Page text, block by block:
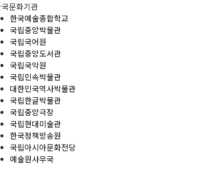
문화기관
한국예술종합학교
국립중앙박물관
국립국어원
국립중앙도서관
국립국악원
국립민속박물관
대한민국역사박물관
국립한글박물관
국립중앙극장
국립현대미술관
한국정책방송원
국립아시아문화전당
예술원사무국